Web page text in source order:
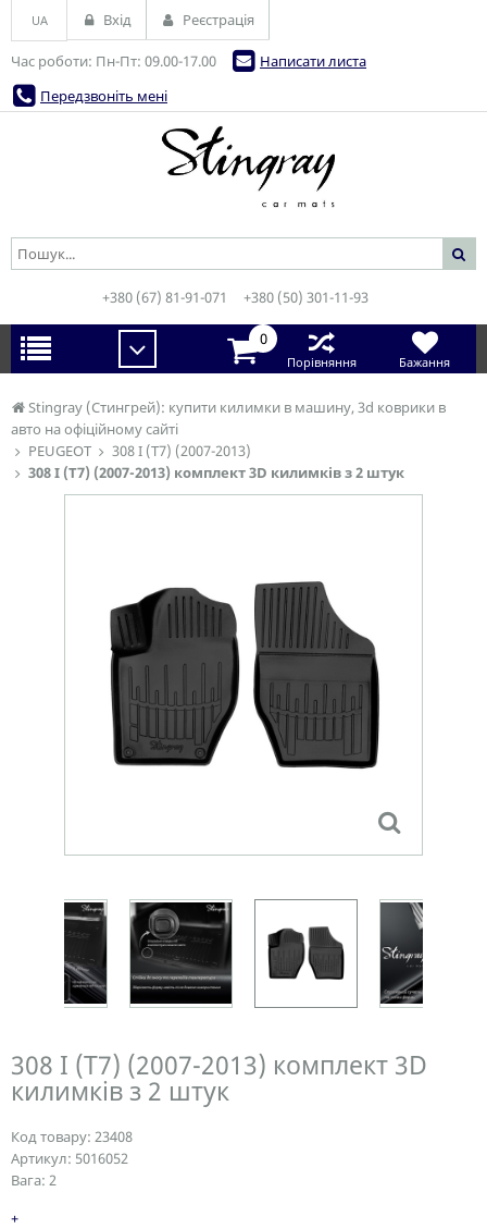
Stingray (Стингрей): купити килимки в машину, 3d коврики в
авто на офіційному сайті
PEUGEOT
308 I (T7) (2007-2013)
308 I (T7) (2007-2013) комплект 3D килимків з 2 штук
308 I (T7) (2007-2013) комплект 3D
килимків з 2 штук
Код товару: 23408
Артикул: 5016052
Вага: 2
+
Час роботи: Пн-Пт: 09.00-17.00
Написати листа
Передзвоніть мені
UA Вхід Реєстрація
+380 (67) 81-91-071 +380 (50) 301-11-93
0
Порівняння Бажання